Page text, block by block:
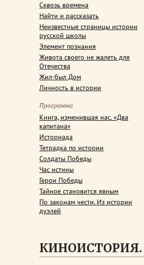
Сквозь времена
Найти и рассказать
Неизвестные страницы истории
русской школы
Элемент познания
Живота своего не жалеть для
Отечества
Жил-был Дом
Личность в истории
Программа
Книга, изменившая нас. «Два
капитана»
Историада
Тетрадка по истории
Солдаты Победы
Час истины
Герои Победы
Тайное становится явным
По законам чести. Из истории
дуэлей